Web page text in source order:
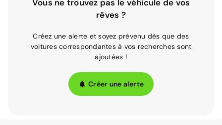
Vous ne trouvez pas le véhicule de vos
rêves ?
Créez une alerte et soyez prévenu dès que des
voitures correspondantes à vos recherches sont
ajoutées !
Créer une alerte